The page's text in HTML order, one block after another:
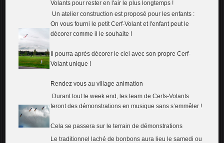
Volants pour rester en l'air le plus longtemps !
Un atelier construction est proposé pour les enfants :
On vous fourni le petit Cerf-Volant et l'enfant peut le
décorer comme il le souhaite !
Il pourra après décorer le ciel avec son propre Cerf-
Volant unique !
Rendez vous au village animation
Durant tout le week end, les team de Cerfs-Volants
feront des démonstrations en musique sans s’emmêler !
Cela se passera sur le terrain de démonstrations
Le traditionnel laché de bonbons aura lieu le samedi ou